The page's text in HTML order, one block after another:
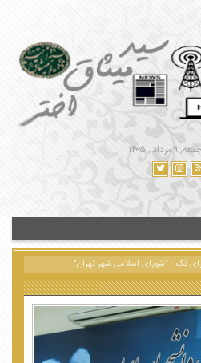
, ۱۴۰۵
تگ : "شورای اسلامی شهر تهران"